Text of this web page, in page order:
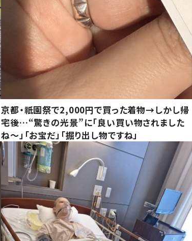
京都・祇園祭で2,000円で買った着物→しかし帰
宅後…“驚きの光景”に「良い買い物されました
ね～」「お宝だ」「掘り出し物ですね」